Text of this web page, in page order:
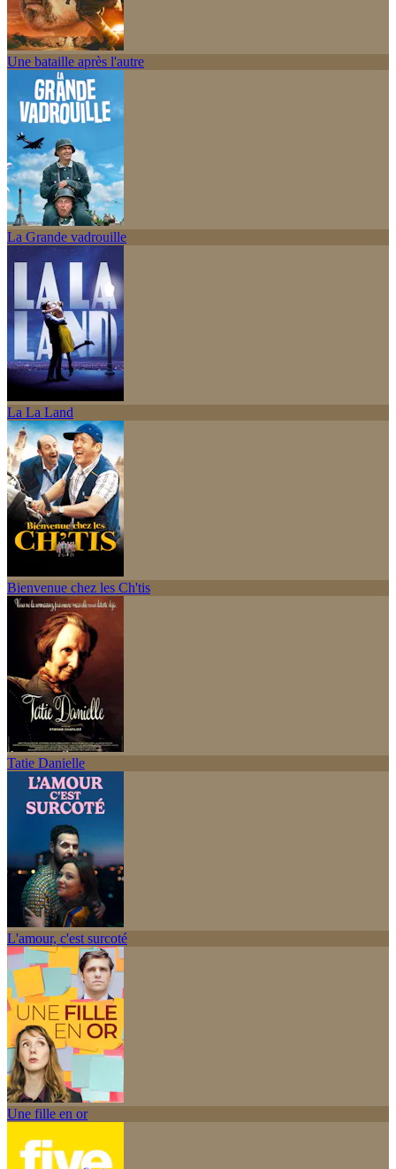
Une bataille après l'autre
La Grande vadrouille
La La Land
Bienvenue chez les Ch'tis
Tatie Danielle
L'amour, c'est surcoté
Une fille en or